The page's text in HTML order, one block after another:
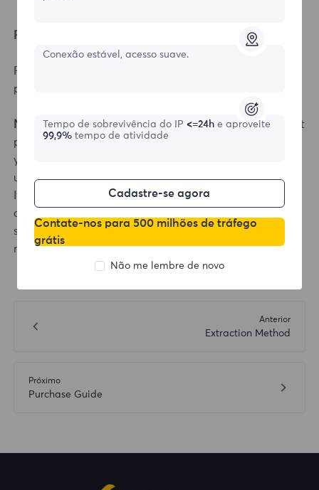
Retrieve password:
Reference tutorial
password]
Note:If your account is locked due to multiple incorrect
password entries and you cannot log in, for the sake of
your account security, you can reset your password to
unlock the login.
If the password modification fails and the problem still
cannot be solved, please send your account,
screenshots or videos of the prompts that cannot be
modified to our official email: support@flyproxy.com
Anterior
Extraction Method
Próximo
Purchase Guide
Conexão estável, acesso suave.
Tempo de sobrevivência do IP <=24h e aproveite
99,9%tempo de atividade
Cadastre-se agora
Contate-nos para 500 milhões de tráfego
grátis
Não me lembre de novo